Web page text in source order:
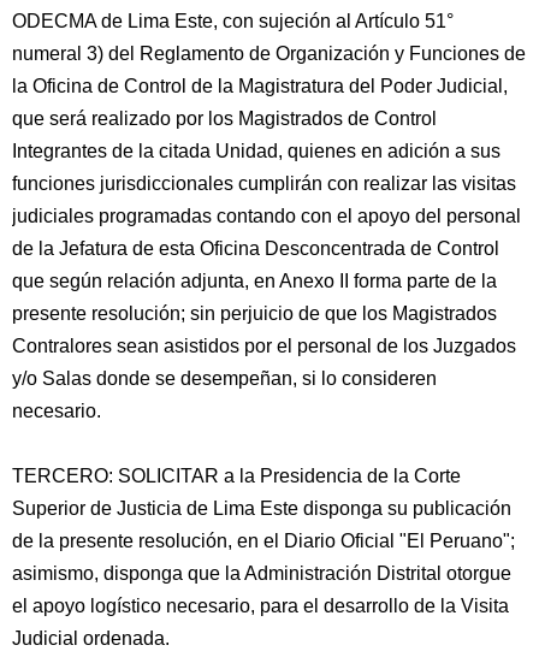
ODECMA de Lima Este, con sujeción al Artículo 51°
numeral 3) del Reglamento de Organización y Funciones de
la Oficina de Control de la Magistratura del Poder Judicial,
que será realizado por los Magistrados de Control
Integrantes de la citada Unidad, quienes en adición a sus
funciones jurisdiccionales cumplirán con realizar las visitas
judiciales programadas contando con el apoyo del personal
de la Jefatura de esta Oficina Desconcentrada de Control
que según relación adjunta, en Anexo II forma parte de la
presente resolución; sin perjuicio de que los Magistrados
Contralores sean asistidos por el personal de los Juzgados
y/o Salas donde se desempeñan, si lo consideren
necesario.
TERCERO: SOLICITAR a la Presidencia de la Corte
Superior de Justicia de Lima Este disponga su publicación
de la presente resolución, en el Diario Oficial "El Peruano";
asimismo, disponga que la Administración Distrital otorgue
el apoyo logístico necesario, para el desarrollo de la Visita
Judicial ordenada.